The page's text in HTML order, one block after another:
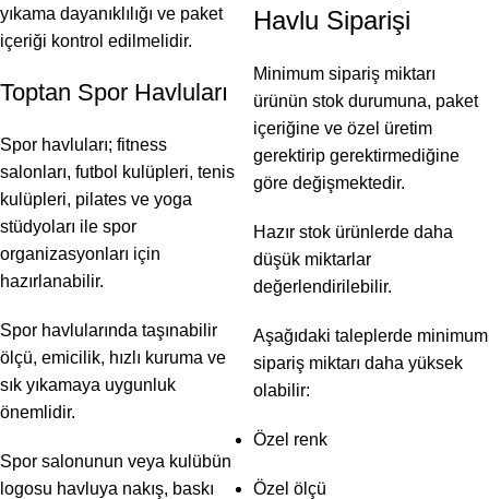
yıkama dayanıklılığı ve paket
içeriği kontrol edilmelidir.
Toptan Spor Havluları
Spor havluları; fitness
salonları, futbol kulüpleri, tenis
kulüpleri, pilates ve yoga
stüdyoları ile spor
organizasyonları için
hazırlanabilir.
Spor havlularında taşınabilir
ölçü, emicilik, hızlı kuruma ve
sık yıkamaya uygunluk
önemlidir.
Spor salonunun veya kulübün
logosu havluya nakış, baskı
Havlu Siparişi
Minimum sipariş miktarı
ürünün stok durumuna, paket
içeriğine ve özel üretim
gerektirip gerektirmediğine
göre değişmektedir.
Hazır stok ürünlerde daha
düşük miktarlar
değerlendirilebilir.
Aşağıdaki taleplerde minimum
sipariş miktarı daha yüksek
olabilir:
Özel renk
Özel ölçü